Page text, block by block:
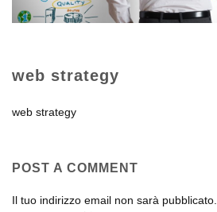
web strategy
web strategy
POST A COMMENT
Il tuo indirizzo email non sarà pubblicato.